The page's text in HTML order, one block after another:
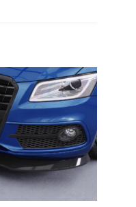
Ajouter
à la
wishlist